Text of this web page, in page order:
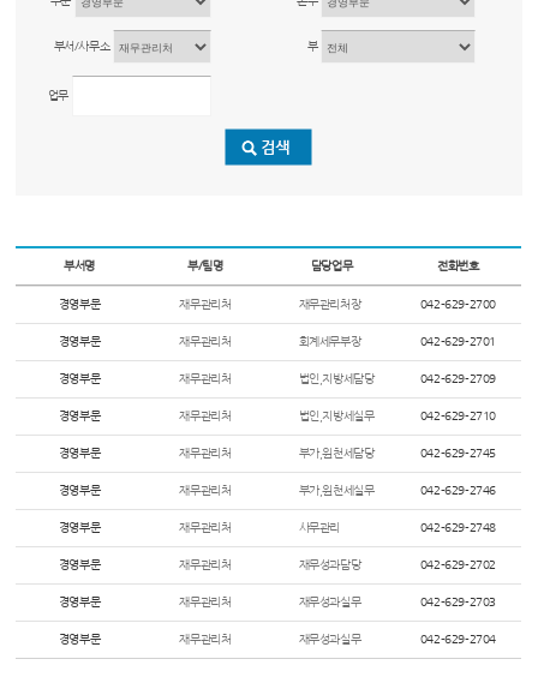
부서/사무소 부
업무
부서명 부/팀명 담당업무 전화번호
경영부문 재무관리처 재무관리처장 042-629-2700
경영부문 재무관리처 회계세무부장 042-629-2701
경영부문 재무관리처 법인,지방세담당 042-629-2709
경영부문 재무관리처 법인,지방세실무 042-629-2710
경영부문 재무관리처 부가,원천세담당 042-629-2745
경영부문 재무관리처 부가,원천세실무 042-629-2746
경영부문 재무관리처 사무관리 042-629-2748
경영부문 재무관리처 재무성과담당 042-629-2702
경영부문 재무관리처 재무성과실무 042-629-2703
경영부문 재무관리처 재무성과실무 042-629-2704